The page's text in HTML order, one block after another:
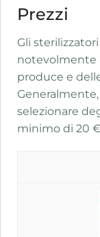
Prezzi
Gli
notevolmente
produce e
selezionare
minimo di 20